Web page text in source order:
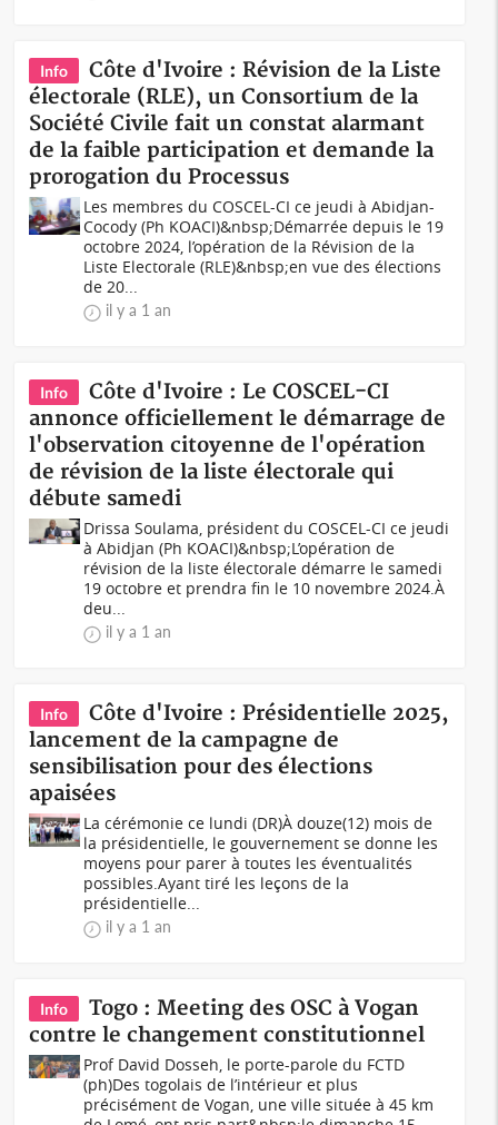
Info
Côte d'Ivoire : Révision de la Liste
électorale (RLE), un Consortium de la
Société Civile fait un constat alarmant
de la faible participation et demande la
prorogation du Processus
Les membres du COSCEL-CI ce jeudi à Abidjan-
Cocody (Ph KOACI)&nbsp;Démarrée depuis le 19
octobre 2024, l’opération de la Révision de la
Liste Electorale (RLE)&nbsp;en vue des élections
de 20...
il y a 1 an
Info
Côte d'Ivoire : Le COSCEL-CI
annonce officiellement le démarrage de
l'observation citoyenne de l'opération
de révision de la liste électorale qui
débute samedi
Drissa Soulama, président du COSCEL-CI ce jeudi
à Abidjan (Ph KOACI)&nbsp;L’opération de
révision de la liste électorale démarre le samedi
19 octobre et prendra fin le 10 novembre 2024.À
deu...
il y a 1 an
Info
Côte d'Ivoire : Présidentielle 2025,
lancement de la campagne de
sensibilisation pour des élections
apaisées
La cérémonie ce lundi (DR)À douze(12) mois de
la présidentielle, le gouvernement se donne les
moyens pour parer à toutes les éventualités
possibles.Ayant tiré les leçons de la
présidentielle...
il y a 1 an
Info
Togo : Meeting des OSC à Vogan
contre le changement constitutionnel
Prof David Dosseh, le porte-parole du FCTD
(ph)Des togolais de l’intérieur et plus
précisément de Vogan, une ville située à 45 km